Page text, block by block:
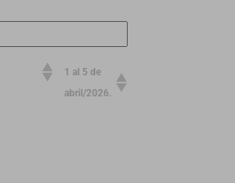
1 al 5 de
abril/2026.